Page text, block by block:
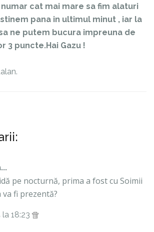
cat mai mare sa fim alaturi
pana in ultimul minut , iar la
ne putem bucura impreuna de
3 puncte.Hai Gazu !
pe nocturnă, prima a fost cu Soimii
va fi prezentă?
18:23